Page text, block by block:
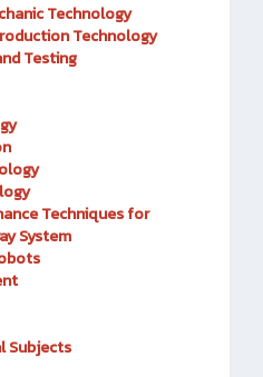
Technology
Technology
Testing
Techniques for
System
Subjects